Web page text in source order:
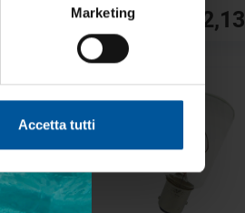
Marketing
Accetta tutti
€ 2,13
- 10%